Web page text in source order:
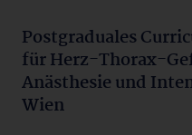
Postgraduales
für Herz-Thorax-
Anästhesie und
Wien